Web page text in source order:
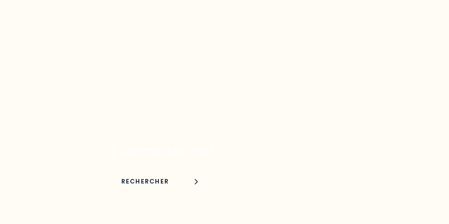
RECHERCHER